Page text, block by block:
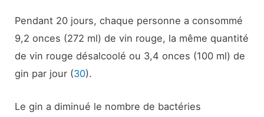
Pendant 20 jours, chaque personne a consommé
9,2 onces (272 ml) de vin rouge, la même quantité
de vin rouge désalcoolé ou 3,4 onces (100 ml) de
gin par jour (30).
Le gin a diminué le nombre de bactéries